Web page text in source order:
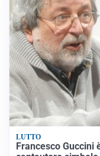
LUTTO
Francesco Guccini